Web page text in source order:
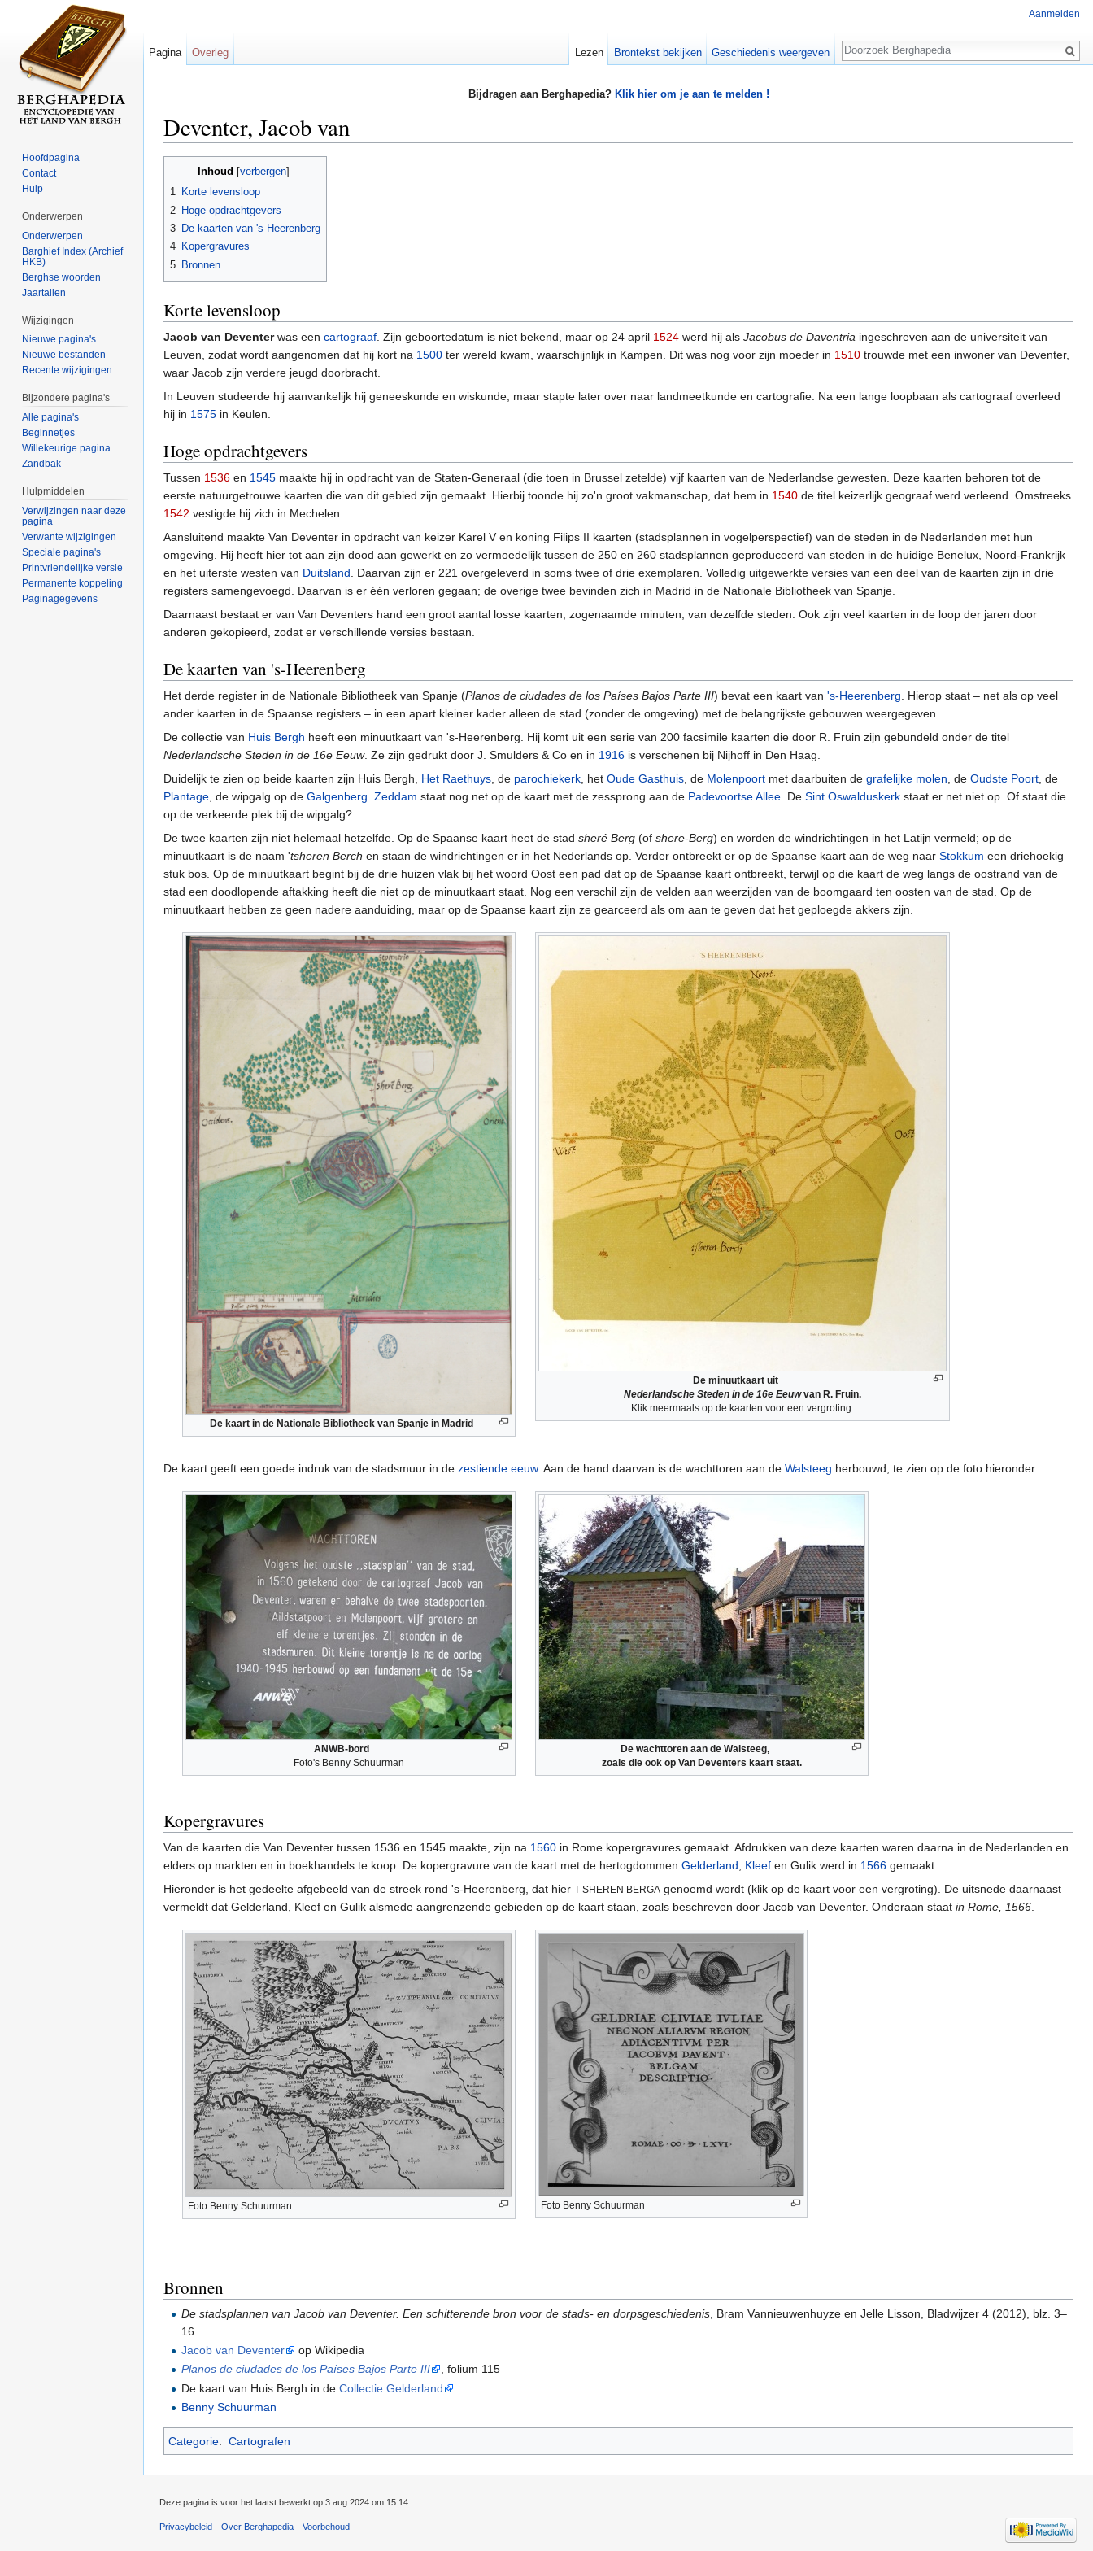
Bijdragen aan Berghapedia? Klik hier om je aan te melden !
Deventer, Jacob van
Inhoud verbergen
1 Korte levensloop
2 Hoge opdrachtgevers
3 De kaarten van 's-Heerenberg
4 Kopergravures
5 Bronnen
Korte levensloop
Jacob van Deventerwas een cartograaf. Zijn geboortedatum is niet bekend, maar op 24 april 1524 werd hij als Jacobus de Daventria ingeschreven aan de universiteit van
Leuven, zodat wordt aangenomen dat hij kort na 1500 ter wereld kwam, waarschijnlijk in Kampen. Dit was nog voor zijn moeder in 1510 trouwde met een inwoner van Deventer,
waar Jacob zijn verdere jeugd doorbracht.
In Leuven studeerde hij aanvankelijk hij geneeskunde en wiskunde, maar stapte later over naar landmeetkunde en cartografie. Na een lange loopbaan als cartograaf overleed
hij in 1575 in Keulen.
Hoge opdrachtgevers
Tussen 1536 en 1545 maakte hij in opdracht van de Staten-Generaal (die toen in Brussel zetelde) vijf kaarten van de Nederlandse gewesten. Deze kaarten behoren tot de
eerste natuurgetrouwe kaarten die van dit gebied zijn gemaakt. Hierbij toonde hij zo'n groot vakmanschap, dat hem in 1540 de titel keizerlijk geograaf werd verleend. Omstreeks
1542 vestigde hij zich in Mechelen.
Aansluitend maakte Van Deventer in opdracht van keizer Karel V en koning Filips II kaarten (stadsplannen in vogelperspectief) van de steden in de Nederlanden met hun
omgeving. Hij heeft hier tot aan zijn dood aan gewerkt en zo vermoedelijk tussen de 250 en 260 stadsplannen geproduceerd van steden in de huidige Benelux, Noord-Frankrijk
en het uiterste westen van Duitsland. Daarvan zijn er 221 overgeleverd in soms twee of drie exemplaren. Volledig uitgewerkte versies van een deel van de kaarten zijn in drie
registers samengevoegd. Daarvan is er één verloren gegaan; de overige twee bevinden zich in Madrid in de Nationale Bibliotheek van Spanje.
Daarnaast bestaat er van Van Deventers hand een groot aantal losse kaarten, zogenaamde minuten, van dezelfde steden. Ook zijn veel kaarten in de loop der jaren door
anderen gekopieerd, zodat er verschillende versies bestaan.
De kaarten van 's-Heerenberg
Het derde register in de Nationale Bibliotheek van Spanje (Planos de ciudades de los Países Bajos Parte III) bevat een kaart van 's-Heerenberg. Hierop staat – net als op veel
ander kaarten in de Spaanse registers – in een apart kleiner kader alleen de stad (zonder de omgeving) met de belangrijkste gebouwen weergegeven.
De collectie van Huis Bergh heeft een minuutkaart van 's-Heerenberg. Hij komt uit een serie van 200 facsimile kaarten die door R. Fruin zijn gebundeld onder de titel
Nederlandsche Steden in de 16e Eeuw. Ze zijn gedrukt door J. Smulders & Co en in 1916 is verschenen bij Nijhoff in Den Haag.
Duidelijk te zien op beide kaarten zijn Huis Bergh, Het Raethuys, de parochiekerk, het Oude Gasthuis, de Molenpoort met daarbuiten de grafelijke molen, de Oudste Poort, de
Plantage, de wipgalg op de Galgenberg. Zeddam staat nog net op de kaart met de zessprong aan de Padevoortse Allee. De Sint Oswalduskerk staat er net niet op. Of staat die
op de verkeerde plek bij de wipgalg?
De twee kaarten zijn niet helemaal hetzelfde. Op de Spaanse kaart heet de stad sheré Berg (of shere-Berg) en worden de windrichtingen in het Latijn vermeld; op de
minuutkaart is de naam 'tsheren Berch en staan de windrichtingen er in het Nederlands op. Verder ontbreekt er op de Spaanse kaart aan de weg naar Stokkum een driehoekig
stuk bos. Op de minuutkaart begint bij de drie huizen vlak bij het woord Oost een pad dat op de Spaanse kaart ontbreekt, terwijl op die kaart de weg langs de oostrand van de
stad een doodlopende aftakking heeft die niet op de minuutkaart staat. Nog een verschil zijn de velden aan weerzijden van de boomgaard ten oosten van de stad. Op de
minuutkaart hebben ze geen nadere aanduiding, maar op de Spaanse kaart zijn ze gearceerd als om aan te geven dat het geploegde akkers zijn.
De kaart in de Nationale Bibliotheek van Spanje in Madrid
De minuutkaart uit
Nederlandsche Steden in de 16e Eeuwvan R. Fruin.
Klik meermaals op de kaarten voor een vergroting.
De kaart geeft een goede indruk van de stadsmuur in de zestiende eeuw. Aan de hand daarvan is de wachttoren aan de Walsteeg herbouwd, te zien op de foto hieronder.
ANWB-bord
Foto's Benny Schuurman
De wachttoren aan de Walsteeg,
zoals die ook op Van Deventers kaart staat.
Kopergravures
Van de kaarten die Van Deventer tussen 1536 en 1545 maakte, zijn na 1560 in Rome kopergravures gemaakt. Afdrukken van deze kaarten waren daarna in de Nederlanden en
elders op markten en in boekhandels te koop. De kopergravure van de kaart met de hertogdommen Gelderland, Kleef en Gulik werd in 1566 gemaakt.
Hieronder is het gedeelte afgebeeld van de streek rond 's-Heerenberg, dat hier T SHEREN BERGA genoemd wordt (klik op de kaart voor een vergroting). De uitsnede daarnaast
vermeldt dat Gelderland, Kleef en Gulik alsmede aangrenzende gebieden op de kaart staan, zoals beschreven door Jacob van Deventer. Onderaan staat in Rome, 1566.
Foto Benny Schuurman Foto Benny Schuurman
Bronnen
De stadsplannen van Jacob van Deventer. Een schitterende bron voor de stads- en dorpsgeschiedenis , Bram Vannieuwenhuyze en Jelle Lisson, Bladwijzer 4 (2012), blz. 3–
16.
Jacob van Deventer
op Wikipedia
Planos de ciudades de los Países Bajos Parte III
, folium 115
De kaart van Huis Bergh in deCollectie Gelderland
Benny Schuurman
Categorie: Cartografen
Aanmelden
Pagina Overleg Lezen Brontekst bekijken Geschiedenis weergeven
Zoeken
Hoofdpagina
Contact
Hulp
Onderwerpen
Onderwerpen
Barghief Index (Archief
HKB)
Berghse woorden
Jaartallen
Wijzigingen
Nieuwe pagina's
Nieuwe bestanden
Recente wijzigingen
Bijzondere pagina's
Alle pagina's
Beginnetjes
Willekeurige pagina
Zandbak
Hulpmiddelen
Verwijzingen naar deze
pagina
Verwante wijzigingen
Speciale pagina's
Printvriendelijke versie
Permanente koppeling
Paginagegevens
Deze pagina is voor het laatst bewerkt op 3 aug 2024 om 15:14.
Privacybeleid Over Berghapedia Voorbehoud